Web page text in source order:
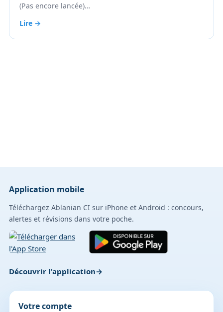
(Pas encore lancée)…
Lire →
Application mobile
Téléchargez Ablanian CI sur iPhone et Android : concours,
alertes et révisions dans votre poche.
Découvrir l'application
Votre compte